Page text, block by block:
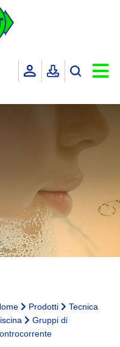
Prodotti
Tecnica
Gruppi di